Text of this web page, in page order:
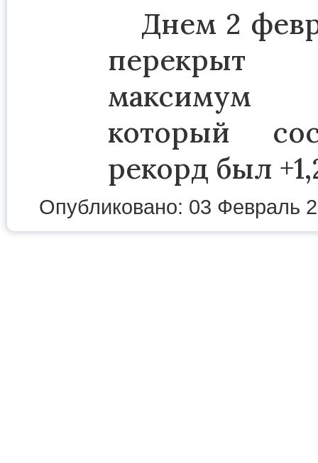
Днем 2
максимум
который
рекорд был
Опубликовано: 03 Февраль